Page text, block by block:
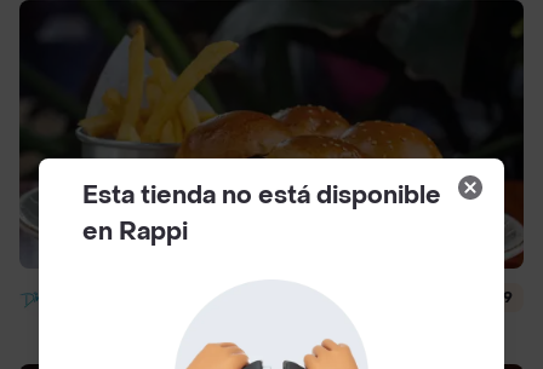
$ 6500
4.9
Esta tienda no está disponible
en Rappi